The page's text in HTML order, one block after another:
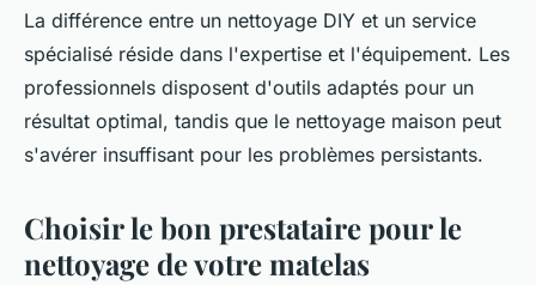
La différence entre un nettoyage DIY et un service
spécialisé réside dans l'expertise et l'équipement. Les
professionnels disposent d'outils adaptés pour un
résultat optimal, tandis que le nettoyage maison peut
s'avérer insuffisant pour les problèmes persistants.
Choisir le bon prestataire pour le
nettoyage de votre matelas